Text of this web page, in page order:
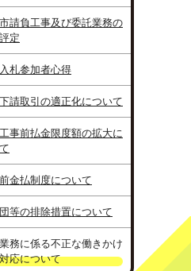
請負工事及び委託業務の
定
札参加者心得
請取引の適正化について
事前払金限度額の拡大に
金払制度について
等の排除措置について
務に係る不正な働きかけ
応について